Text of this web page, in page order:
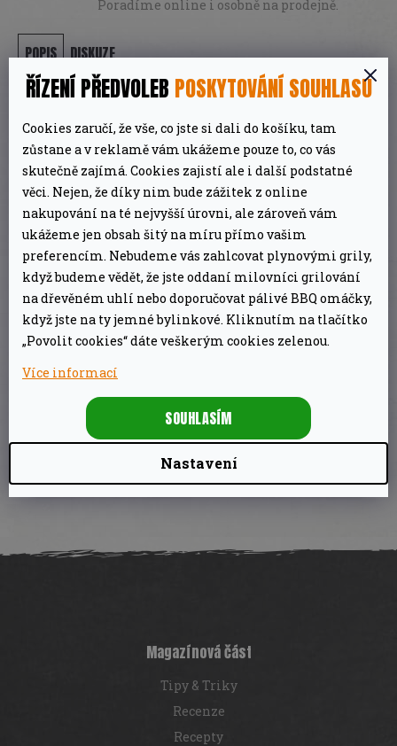
ŘÍZENÍ PŘEDVOLEB POSKYTOVÁNÍ SOUHLASU
Cookies zaručí, že vše, co jste si dali do košíku, tam
zůstane a v reklamě vám ukážeme pouze to, co vás
skutečně zajímá. Cookies zajistí ale i další podstatné
věci. Nejen, že díky nim bude zážitek z online
nakupování na té nejvyšší úrovni, ale zároveň vám
ukážeme jen obsah šitý na míru přímo vašim
preferencím. Nebudeme vás zahlcovat plynovými grily,
když budeme vědět, že jste oddaní milovníci grilování
na dřevěném uhlí nebo doporučovat pálivé BBQ omáčky,
když jste na ty jemné bylinkové. Kliknutím na tlačítko
„Povolit cookies“ dáte veškerým cookies zelenou.
Více informací
Nastavení
SOUHLASÍM
Poradíme online i osobně na prodejně.
POPIS DISKUZE
DETAILNÍ POPIS PRODUKTU
Nový způsob, jakokořenitsvůj pokrm. Použijte
tyto bylinky!Stačí jeposypatmezi uhlíky
vašeho grilu a těšit se na novou bylinkovou
chuť. Kouř tak vytvoříaroma, kterépronikádo
grilovaného masa.
DOPLŇKOVÉ PARAMETRY
Kategorie: KOŘENÍ SYPKÉ
EAN: 8719956380389
á
Magazínová část
Tipy & Triky
Recenze
Recepty